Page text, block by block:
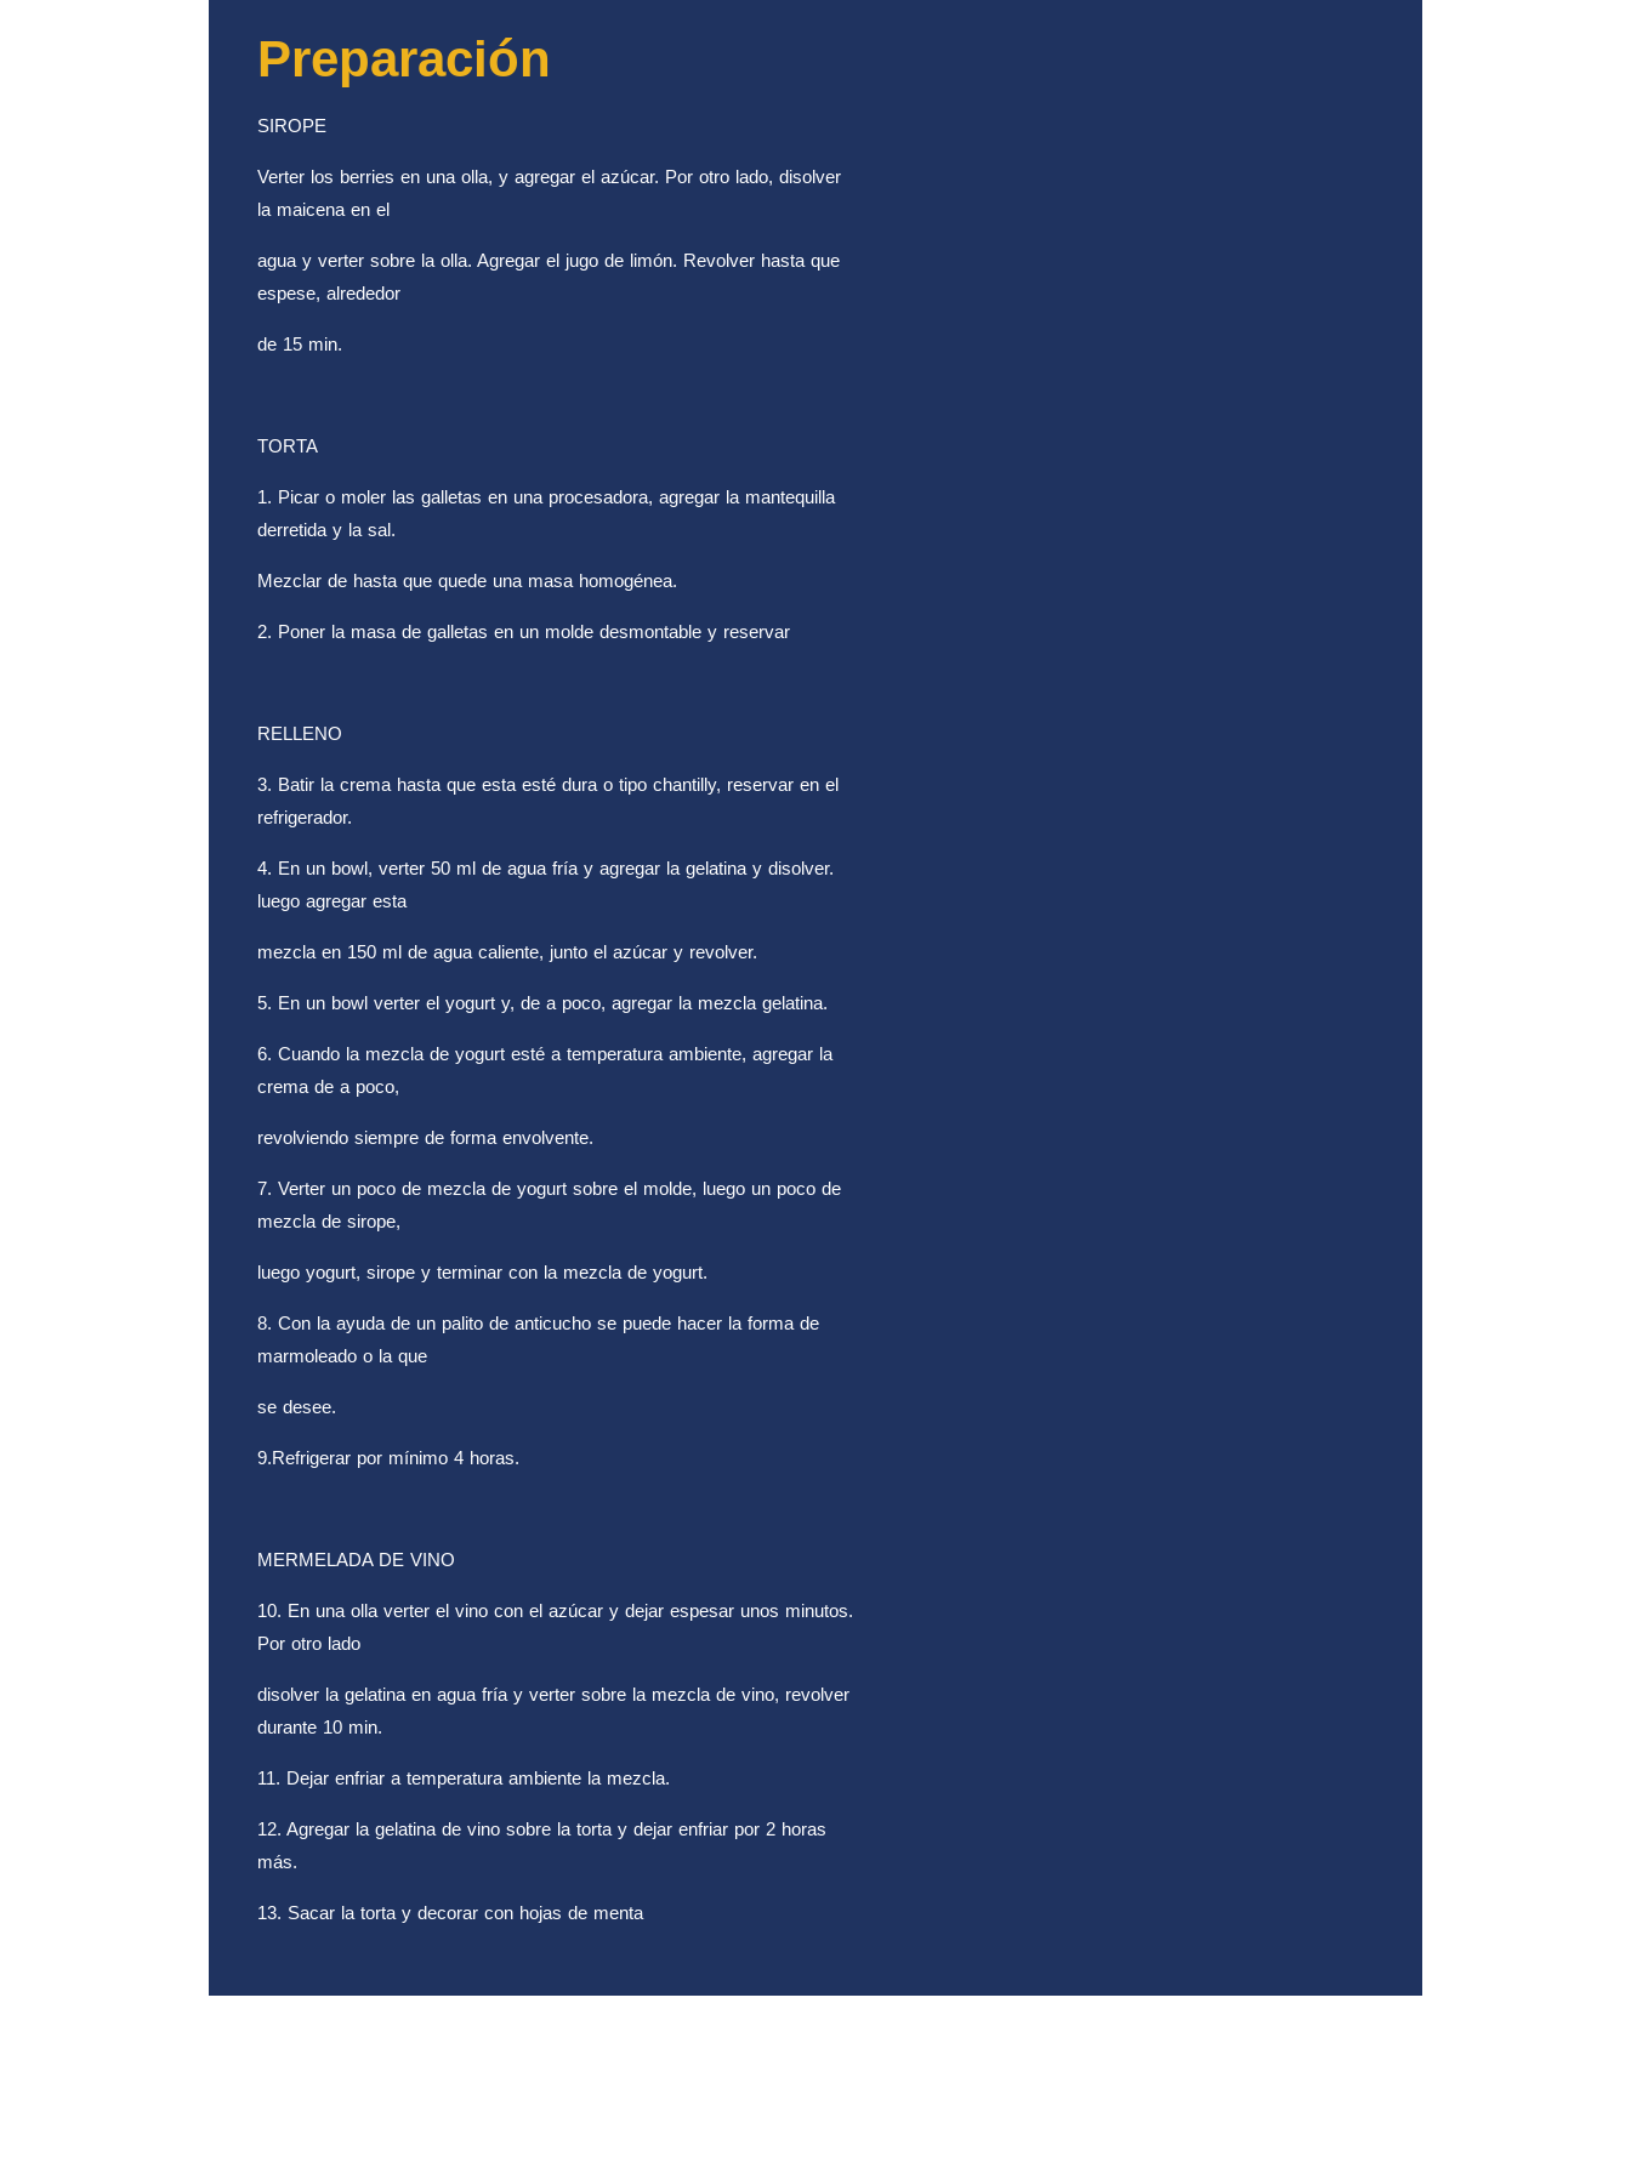
Preparación
SIROPE
Verter los berries en una olla, y agregar el azúcar. Por otro lado, disolver
la maicena en el
agua y verter sobre la olla. Agregar el jugo de limón. Revolver hasta que
espese, alrededor
de 15 min.
TORTA
1. Picar o moler las galletas en una procesadora, agregar la mantequilla
derretida y la sal.
Mezclar de hasta que quede una masa homogénea.
2. Poner la masa de galletas en un molde desmontable y reservar
RELLENO
3. Batir la crema hasta que esta esté dura o tipo chantilly, reservar en el
refrigerador.
4. En un bowl, verter 50 ml de agua fría y agregar la gelatina y disolver.
luego agregar esta
mezcla en 150 ml de agua caliente, junto el azúcar y revolver.
5. En un bowl verter el yogurt y, de a poco, agregar la mezcla gelatina.
6. Cuando la mezcla de yogurt esté a temperatura ambiente, agregar la
crema de a poco,
revolviendo siempre de forma envolvente.
7. Verter un poco de mezcla de yogurt sobre el molde, luego un poco de
mezcla de sirope,
luego yogurt, sirope y terminar con la mezcla de yogurt.
8. Con la ayuda de un palito de anticucho se puede hacer la forma de
marmoleado o la que
se desee.
9.Refrigerar por mínimo 4 horas.
MERMELADA DE VINO
10. En una olla verter el vino con el azúcar y dejar espesar unos minutos.
Por otro lado
disolver la gelatina en agua fría y verter sobre la mezcla de vino, revolver
durante 10 min.
11. Dejar enfriar a temperatura ambiente la mezcla.
12. Agregar la gelatina de vino sobre la torta y dejar enfriar por 2 horas
más.
13. Sacar la torta y decorar con hojas de menta